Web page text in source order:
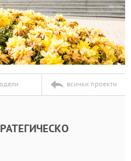
всички проекти